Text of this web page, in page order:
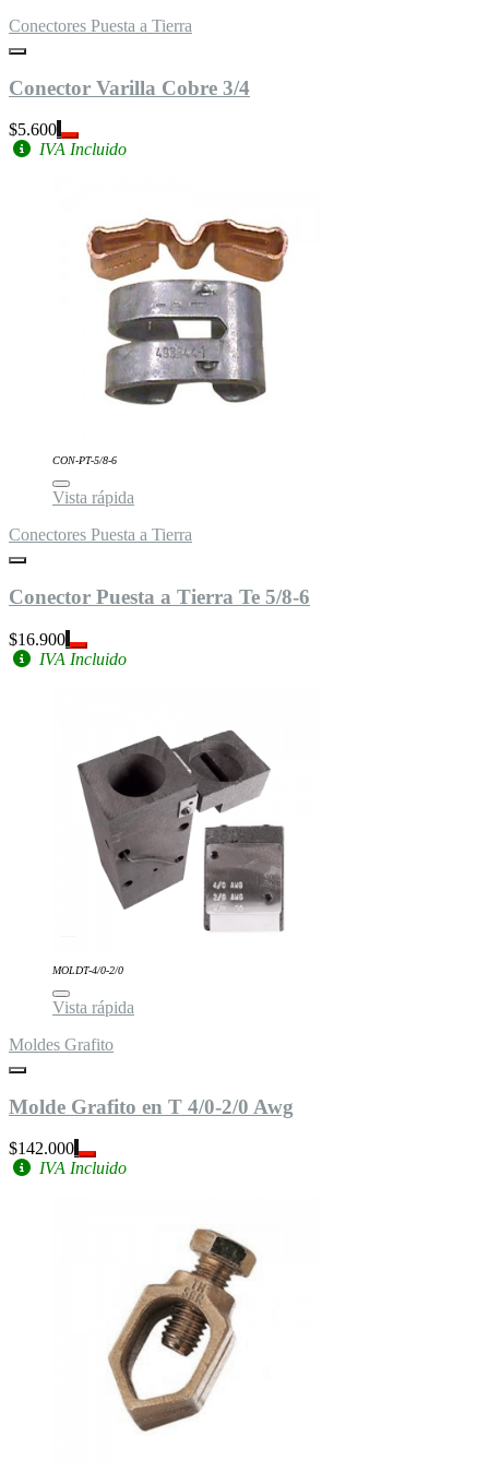
Conectores Puesta a Tierra
Conector Varilla Cobre 3/4
$5.600
IVA Incluido
CON-PT-5/8-6
Vista rápida
Conectores Puesta a Tierra
Conector Puesta a Tierra Te 5/8-6
$16.900
IVA Incluido
MOLDT-4/0-2/0
Vista rápida
Moldes Grafito
Molde Grafito en T 4/0-2/0 Awg
$142.000
IVA Incluido